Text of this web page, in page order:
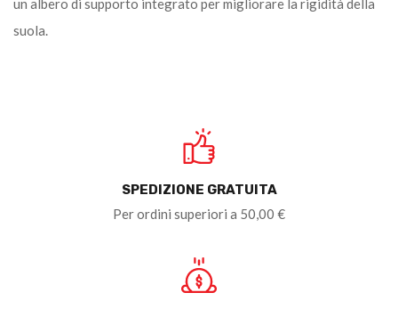
un albero di supporto integrato per migliorare la rigidità della
suola.
SPEDIZIONE GRATUITA
Per ordini superiori a 50,00 €